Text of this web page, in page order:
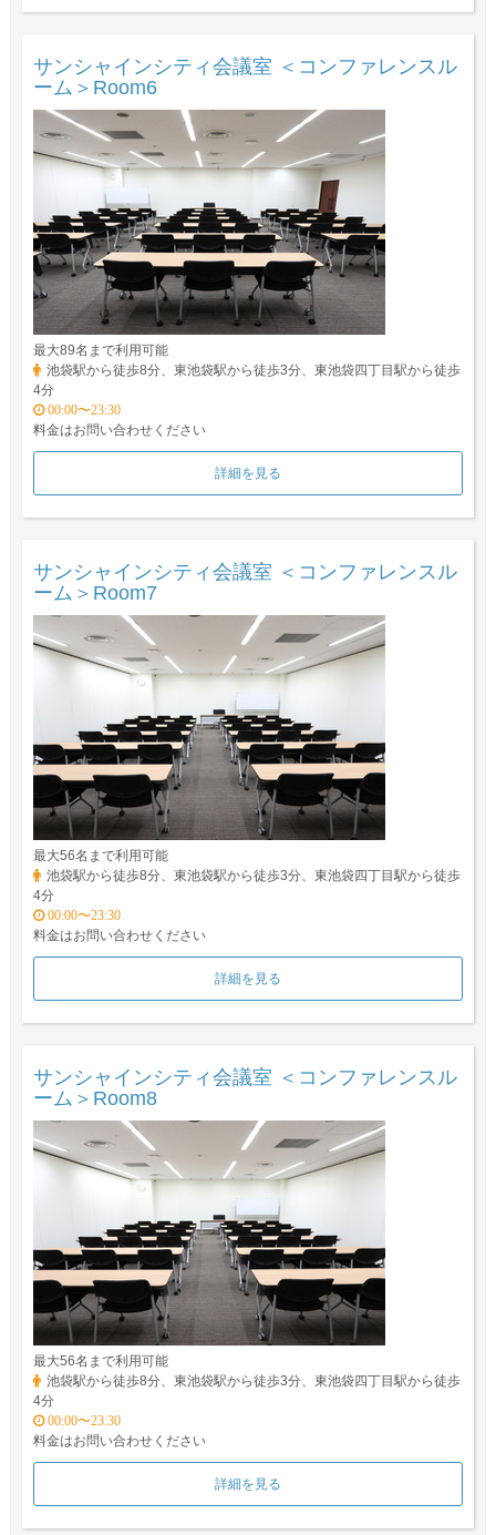
サンシャインシティ会議室 ＜コンファレンスル
ーム＞Room6
最大89名まで利用可能
池袋駅から徒歩8分、東池袋駅から徒歩3分、東池袋四丁目駅から徒歩
4分
00:00〜23:30
料金はお問い合わせください
詳細を見る
サンシャインシティ会議室 ＜コンファレンスル
ーム＞Room7
最大56名まで利用可能
池袋駅から徒歩8分、東池袋駅から徒歩3分、東池袋四丁目駅から徒歩
4分
00:00〜23:30
料金はお問い合わせください
詳細を見る
サンシャインシティ会議室 ＜コンファレンスル
ーム＞Room8
最大56名まで利用可能
池袋駅から徒歩8分、東池袋駅から徒歩3分、東池袋四丁目駅から徒歩
4分
00:00〜23:30
料金はお問い合わせください
詳細を見る